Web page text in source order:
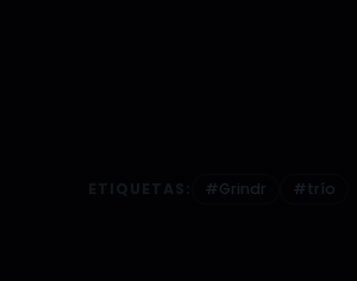
#Grindr #trío